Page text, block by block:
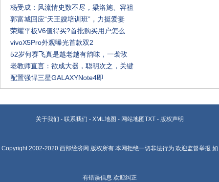
杨受成：风流情史数不尽，梁洛施、容祖
郭富城回应“天王嫂培训班”，力挺爱妻
荣耀平板V6值得买?首批购买用户怎么
vivoX5Pro外观曝光首款双2
52岁何赛飞真是越老越有韵味，一袭玫
老教师直言：欲成大器，聪明次之，关键
配置强悍三星GALAXYNote4即
关于我们 - 联系我们 - XML地图 - 网站地图TXT- 版权声明
Copyright.2002-2020 西部经济网 版权所有 本网拒绝一切非法行为 欢迎监督举报 如
有错误信息 欢迎纠正